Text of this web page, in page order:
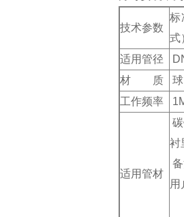
技术参数
标
式
适用管径
材 质
工作频率
适用管材
衬
用